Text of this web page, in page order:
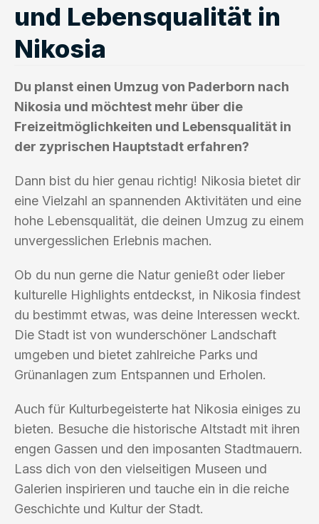
und Lebensqualität in
Nikosia
Du planst einen Umzug von Paderborn nach
Nikosia und möchtest mehr über die
Freizeitmöglichkeiten und Lebensqualität in
der zyprischen Hauptstadt erfahren?
Dann bist du hier genau richtig! Nikosia bietet dir
eine Vielzahl an spannenden Aktivitäten und eine
hohe Lebensqualität, die deinen Umzug zu einem
unvergesslichen Erlebnis machen.
Ob du nun gerne die Natur genießt oder lieber
kulturelle Highlights entdeckst, in Nikosia findest
du bestimmt etwas, was deine Interessen weckt.
Die Stadt ist von wunderschöner Landschaft
umgeben und bietet zahlreiche Parks und
Grünanlagen zum Entspannen und Erholen.
Auch für Kulturbegeisterte hat Nikosia einiges zu
bieten. Besuche die historische Altstadt mit ihren
engen Gassen und den imposanten Stadtmauern.
Lass dich von den vielseitigen Museen und
Galerien inspirieren und tauche ein in die reiche
Geschichte und Kultur der Stadt.